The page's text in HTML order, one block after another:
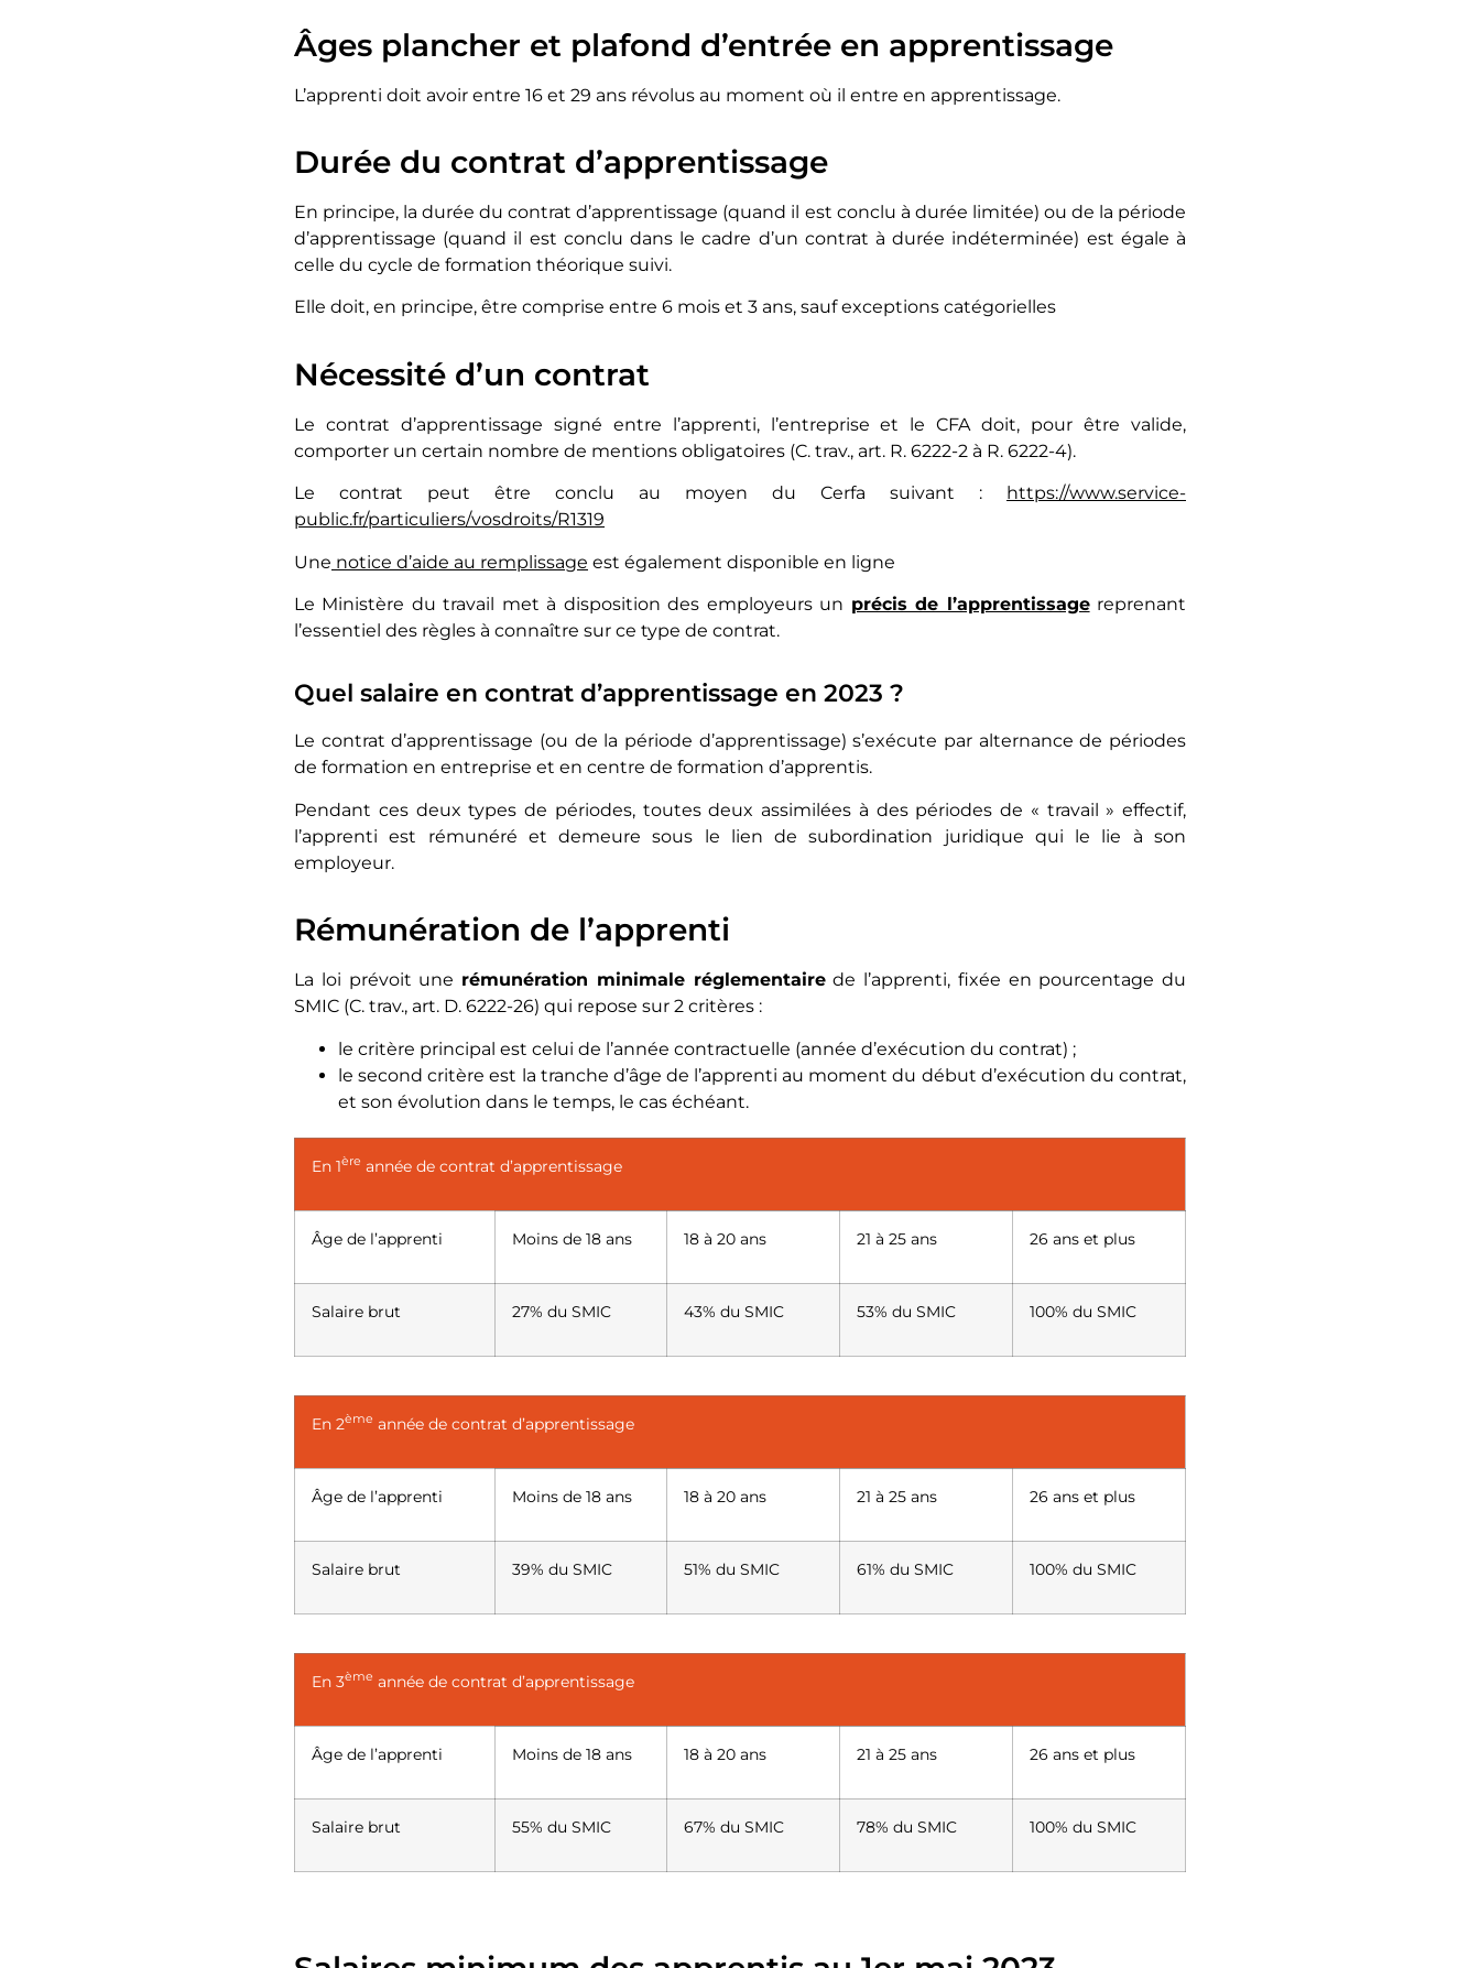
Âges plancher et plafond d’entrée en apprentissage
L’apprenti doit avoir entre 16 et 29 ans révolus au moment où il entre en apprentissage.
Durée du contrat d’apprentissage
En principe, la durée du contrat d’apprentissage (quand il est conclu à durée limitée) ou de la période
d’apprentissage (quand il est conclu dans le cadre d’un contrat à durée indéterminée) est égale à
celle du cycle de formation théorique suivi.
Elle doit, en principe, être comprise entre 6 mois et 3 ans, sauf exceptions catégorielles
Nécessité d’un contrat
Le contrat d’apprentissage signé entre l’apprenti, l’entreprise et le CFA doit, pour être valide,
comporter un certain nombre de mentions obligatoires (C. trav., art. R. 6222-2 à R. 6222-4).
Le contrat peut être conclu au moyen du Cerfa suivant :
https://www.service-
public.fr/particuliers/vosdroits/R1319
Une notice d’aide au remplissage est également disponible en ligne
Le Ministère du travail met à disposition des employeurs un précis de l’apprentissagereprenant
l’essentiel des règles à connaître sur ce type de contrat.
Quel salaire en contrat d’apprentissage en 2023 ?
Le contrat d’apprentissage (ou de la période d’apprentissage) s’exécute par alternance de périodes
de formation en entreprise et en centre de formation d’apprentis.
Pendant ces deux types de périodes, toutes deux assimilées à des périodes de « travail » effectif,
l’apprenti est rémunéré et demeure sous le lien de subordination juridique qui le lie à son
employeur.
Rémunération de l’apprenti
La loi prévoit une rémunération minimale réglementairede l’apprenti, fixée en pourcentage du
SMIC (C. trav., art. D. 6222-26) qui repose sur 2 critères :
le critère principal est celui de l’année contractuelle (année d’exécution du contrat) ;
le second critère est la tranche d’âge de l’apprenti au moment du début d’exécution du contrat,
et son évolution dans le temps, le cas échéant.
En 1ère année de contrat d’apprentissage
Âge de l’apprenti Moins de 18 ans 18 à 20 ans 21 à 25 ans 26 ans et plus
Salaire brut 27% du SMIC 43% du SMIC 53% du SMIC 100% du SMIC
En 2ème année de contrat d’apprentissage
Âge de l’apprenti Moins de 18 ans 18 à 20 ans 21 à 25 ans 26 ans et plus
Salaire brut 39% du SMIC 51% du SMIC 61% du SMIC 100% du SMIC
En 3ème année de contrat d’apprentissage
Âge de l’apprenti Moins de 18 ans 18 à 20 ans 21 à 25 ans 26 ans et plus
Salaire brut 55% du SMIC 67% du SMIC 78% du SMIC 100% du SMIC